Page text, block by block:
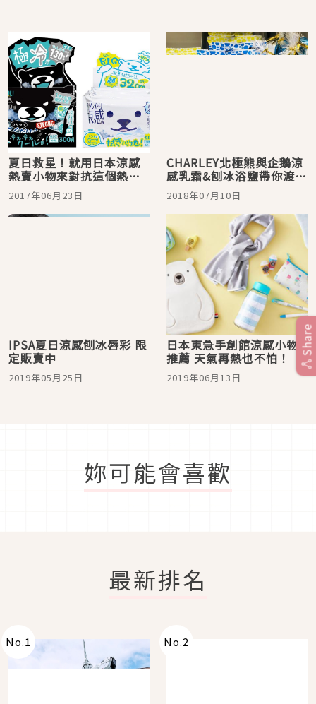
夏日救星！就用日本涼感
熱賣小物來對抗這個熱到
快融化的季節吧
2017年06月23日
CHARLEY北極熊與企鵝涼
感乳霜&刨冰浴鹽帶你渡過
炎炎夏日
2018年07月10日
IPSA夏日涼感刨冰唇彩 限
定販賣中
2019年05月25日
日本東急手創館涼感小物
推薦 天氣再熱也不怕！
2019年06月13日
妳可能會喜歡
最新排名
No.1 No.2
Share